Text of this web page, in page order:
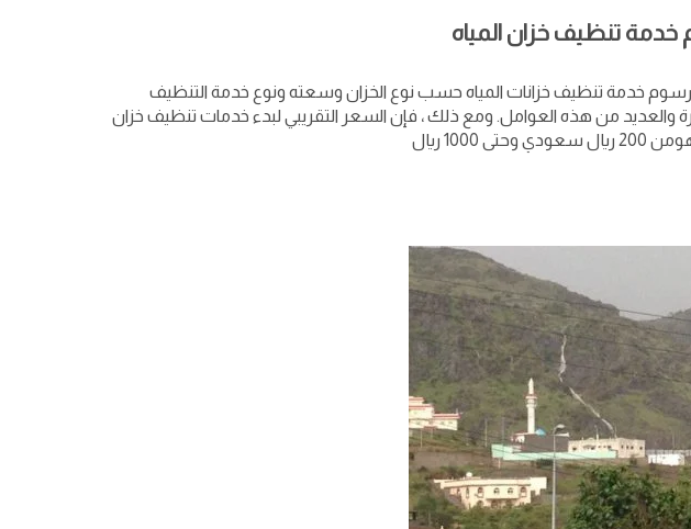
تنظيف خزان المياه
خدمة تنظيف خزانات المياه حسب نوع الخزان وسعته ونوع خدمة التنظيف
والعديد من هذه العوامل. ومع ذلك ، فإن السعر التقريبي لبدء خدمات تنظيف خزان
وحتى 1000 ريال